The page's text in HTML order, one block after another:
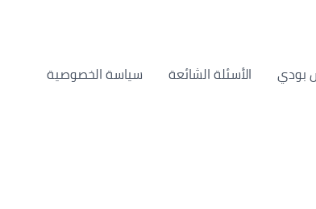
بودي الأسئلة الشائعة سياسة الخصوصية